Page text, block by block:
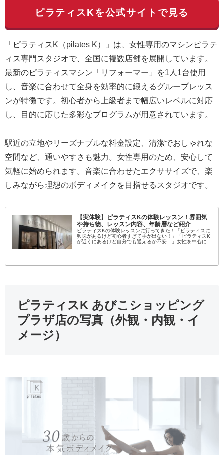
ピラティスKを公式サイトで見る
「ピラティスK（pilates K）」は、女性専用のマシンピラテ
ィス専門スタジオで、全国に複数店舗を展開しています。
最新のピラティスマシン「リフォーマー」を1人1台使用
し、音楽に合わせて全身を効率的に鍛えるグループレッス
ンが特徴です。初心者から上級者まで幅広いレベルに対応
し、目的に応じた多彩なプログラムが用意されています。
駅近の立地やリーズナブルな料金設定、清潔でおしゃれな
空間など、通いやすさも魅力。女性専用のため、安心して
気軽に始められます。音楽に合わせたエクササイズで、楽
しみながら理想のボディメイクを目指せるスタジオです。
【実体験】ピラティスKの体験レッスン！雰囲気
や持ち物、レッスン内容、年齢層など紹介
ピラティスKの体験レッスンに行ってきた！「ピラティスに
興味があるけど初心者すぎて手が出ない！」「ピラティスK
が近くにあるけど自分でも通えるか不安…」女性を中心に大
ピラティスK あびこショッピング
プラザ店の写真（外観・内観・イ
メージ）